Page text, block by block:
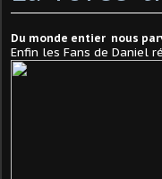
Du monde entier nous
Enfin les Fans de Daniel